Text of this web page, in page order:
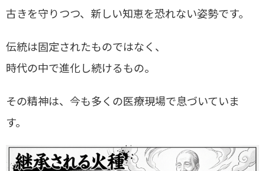
古きを守りつつ、新しい知恵を恐れない姿勢です。
伝統は固定されたものではなく、
時代の中で進化し続けるもの。
その精神は、今も多くの医療現場で息づいていま
す。